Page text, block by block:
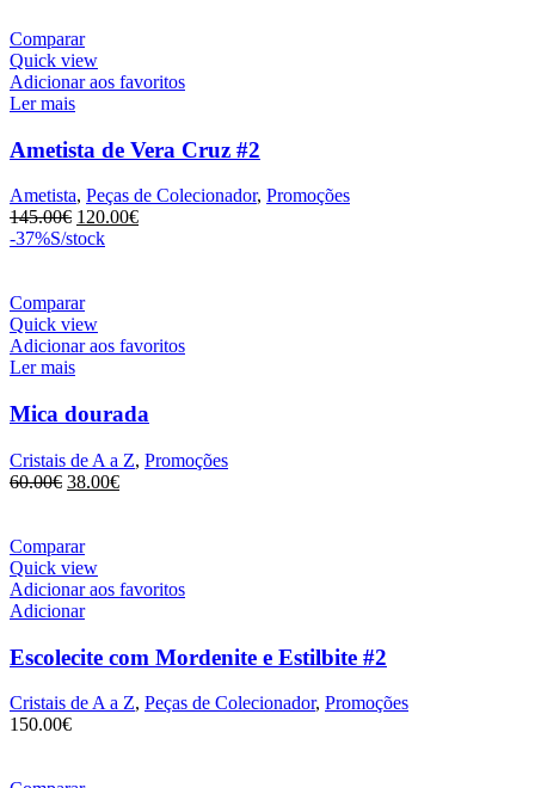
28.00€.
Comparar
Quick view
Adicionar aos favoritos
Ler mais
Ametista de Vera Cruz #2
Ametista, Peças de Colecionador, Promoções
145.00€ O
preço
145.00€.
120.00€O
-37%S/stock
Comparar
Quick view
Adicionar aos favoritos
Ler mais
Mica dourada
Cristais de A a Z, Promoções
60.00€ O
era:
60.00€.
38.00€O
Comparar
Quick view
Adicionar aos favoritos
Adicionar
Escolecite com Mordenite e Estilbite #2
Cristais de A a Z, Peças de Colecionador, Promoções
150.00€